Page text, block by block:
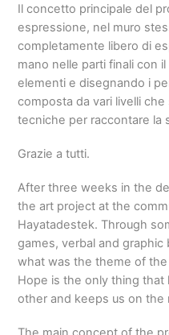
Il concetto principale del
espressione, nel muro
completamente libero di
mano nelle parti finali con
elementi e disegnando i
composta da vari livelli
tecniche per raccontare la
Grazie a tutti.
After three weeks in the
the art project at the
Hayatadestek. Through
games, verbal and
what was the theme of
Hope is the only thing
other and keeps us on the